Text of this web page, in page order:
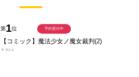
第1位
【コミック】魔法少女ノ魔女裁判(2)
￥924
予約受付中